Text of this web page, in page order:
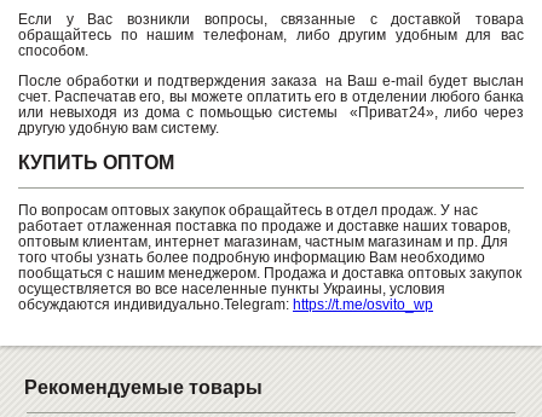
Если у Вас возникли вопросы, связанные с доставкой товара
обращайтесь по нашим телефонам, либо другим удобным для вас
способом.
После обработки и подтверждения заказа на Ваш e-mail будет выслан
счет. Распечатав его, вы можете оплатить его в отделении любого банка
или невыходя из дома с помьощью системы «Приват24», либо через
другую удобную вам систему.
КУПИТЬ ОПТОМ
По вопросам оптовых закупок обращайтесь в отдел продаж. У нас
работает отлаженная поставка по продаже и доставке наших товаров,
оптовым клиентам, интернет магазинам, частным магазинам и пр. Для
того чтобы узнать более подробную информацию Вам необходимо
пообщаться с нашим менеджером. Продажа и доставка оптовых закупок
осуществляется во все населенные пункты Украины, условия
обсуждаются индивидуально.Telegram: https://t.me/osvito_wp
Рекомендуемые товары